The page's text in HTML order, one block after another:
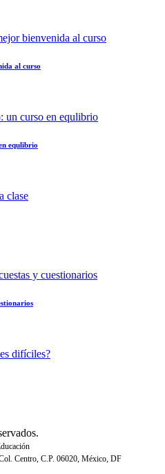
al curso
equlibrio
Centro, C.P. 06020, México, DF